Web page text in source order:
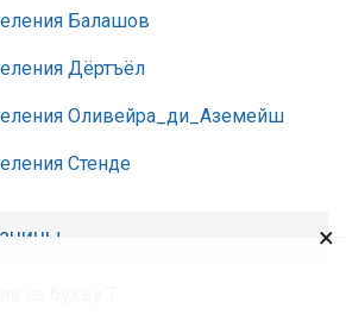
Балашов
Дёртъёл
Оливейра_ди_Аземейш
Стенде
×